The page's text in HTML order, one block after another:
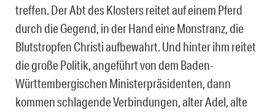
treffen. Der Abt des Klosters reitet auf einem Pferd
durch die Gegend, in der Hand eine Monstranz, die
Blutstropfen Christi aufbewahrt. Und hinter ihm reitet
die große Politik, angeführt von dem Baden-
Württembergischen Ministerpräsidenten, dann
kommen schlagende Verbindungen, alter Adel, alte